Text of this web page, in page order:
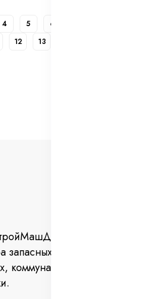
4 5 6
12 13
занимается
запасных частей для
коммунальных машин и